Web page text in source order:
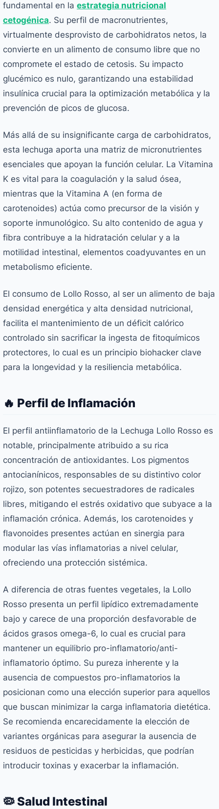
fundamental en la estrategia nutricional
cetogénica. Su perfil de macronutrientes,
virtualmente desprovisto de carbohidratos netos, la
convierte en un alimento de consumo libre que no
compromete el estado de cetosis. Su impacto
glucémico es nulo, garantizando una estabilidad
insulínica crucial para la optimización metabólica y la
prevención de picos de glucosa.
Más allá de su insignificante carga de carbohidratos,
esta lechuga aporta una matriz de micronutrientes
esenciales que apoyan la función celular. La Vitamina
K es vital para la coagulación y la salud ósea,
mientras que la Vitamina A (en forma de
carotenoides) actúa como precursor de la visión y
soporte inmunológico. Su alto contenido de agua y
fibra contribuye a la hidratación celular y a la
motilidad intestinal, elementos coadyuvantes en un
metabolismo eficiente.
El consumo de Lollo Rosso, al ser un alimento de baja
densidad energética y alta densidad nutricional,
facilita el mantenimiento de un déficit calórico
controlado sin sacrificar la ingesta de fitoquímicos
protectores, lo cual es un principio biohacker clave
para la longevidad y la resiliencia metabólica.
🔥 Perfil de Inflamación
El perfil antiinflamatorio de la Lechuga Lollo Rosso es
notable, principalmente atribuido a su rica
concentración de antioxidantes. Los pigmentos
antocianínicos, responsables de su distintivo color
rojizo, son potentes secuestradores de radicales
libres, mitigando el estrés oxidativo que subyace a la
inflamación crónica. Además, los carotenoides y
flavonoides presentes actúan en sinergia para
modular las vías inflamatorias a nivel celular,
ofreciendo una protección sistémica.
A diferencia de otras fuentes vegetales, la Lollo
Rosso presenta un perfil lipídico extremadamente
bajo y carece de una proporción desfavorable de
ácidos grasos omega-6, lo cual es crucial para
mantener un equilibrio pro-inflamatorio/anti-
inflamatorio óptimo. Su pureza inherente y la
ausencia de compuestos pro-inflamatorios la
posicionan como una elección superior para aquellos
que buscan minimizar la carga inflamatoria dietética.
Se recomienda encarecidamente la elección de
variantes orgánicas para asegurar la ausencia de
residuos de pesticidas y herbicidas, que podrían
introducir toxinas y exacerbar la inflamación.
🦠 Salud Intestinal